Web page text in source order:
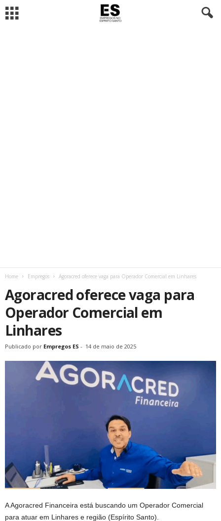
Home Empregos Agoracred oferece vaga para Operador Comercial em Linhares
Agoracred oferece vaga para
Operador Comercial em
Linhares
Publicado por Empregos ES - 14 de maio de 2025
A Agoracred Financeira está buscando um Operador Comercial
para atuar em Linhares e região (Espírito Santo).